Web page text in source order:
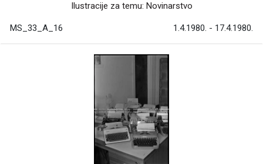
Ilustracije za temu: Novinarstvo
MS_33_A_16 1.4.1980. - 17.4.1980.